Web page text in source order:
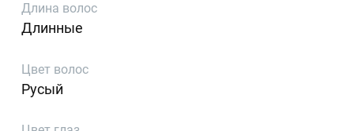
Длина волос
Длинные
Цвет волос
Русый